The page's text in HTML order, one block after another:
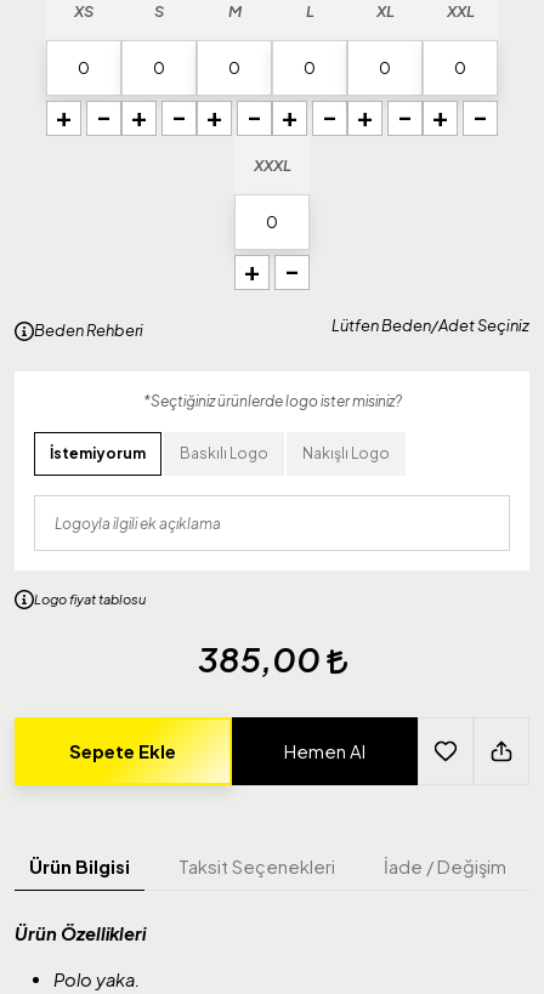
XS
+ -
S
+ -
M
+ -
L
+ -
XL
+ -
XXL
+ -
XXXL
+ -
Beden Rehberi Lütfen Beden/Adet Seçiniz
*Seçtiğiniz ürünlerde logo ister misiniz?
İstemiyorum Baskılı Logo Nakışlı Logo
Logo fiyat tablosu
385,00
Sepete Ekle Hemen Al
Ürün Bilgisi Taksit Seçenekleri İade / Değişim
Ürün Özellikleri
Polo yaka.